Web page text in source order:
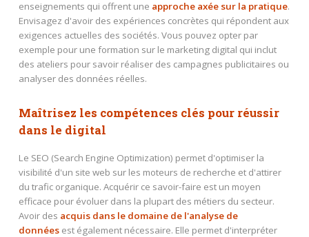
enseignements qui offrent une approche axée sur la pratique.
Envisagez d'avoir des expériences concrètes qui répondent aux
exigences actuelles des sociétés. Vous pouvez opter par
exemple pour une formation sur le marketing digital qui inclut
des ateliers pour savoir réaliser des campagnes publicitaires ou
analyser des données réelles.
Maîtrisez les compétences clés pour réussir
dans le digital
Le SEO (Search Engine Optimization) permet d'optimiser la
visibilité d'un site web sur les moteurs de recherche et d'attirer
du trafic organique. Acquérir ce savoir-faire est un moyen
efficace pour évoluer dans la plupart des métiers du secteur.
Avoir des acquis dans le domaine de l'analyse de
donnéesest également nécessaire. Elle permet d'interpréter